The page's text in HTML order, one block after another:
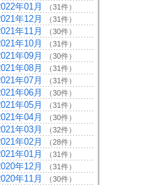
年01月 （31件）
年12月 （31件）
年11月 （30件）
年10月 （31件）
年09月 （30件）
年08月 （31件）
年07月 （31件）
年06月 （30件）
年05月 （31件）
年04月 （30件）
年03月 （32件）
年02月 （28件）
年01月 （31件）
年12月 （31件）
年11月 （30件）